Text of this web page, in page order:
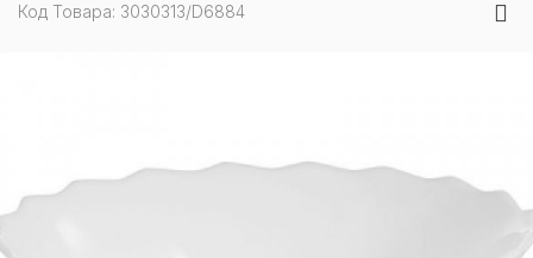
Код Товара: 3030313/D6884